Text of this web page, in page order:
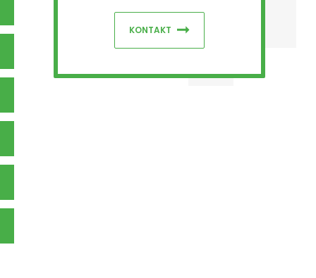
KONTAKT